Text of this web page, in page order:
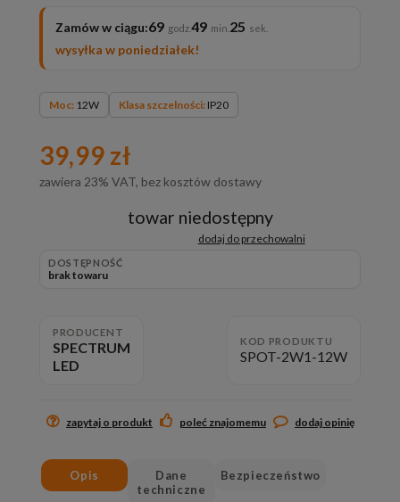
Zamów w ciągu:69 49 23
wysyłka w poniedziałek!
Moc: 12W Klasa szczelności: IP20
39,99 zł
zawiera 23% VAT, bez kosztów dostawy
towar niedostępny
dodaj do przechowalni
DOSTĘPNOŚĆ
brak towaru
PRODUCENT
SPECTRUM
LED
KOD PRODUKTU
SPOT-2W1-12W
zapytaj o produkt poleć znajomemu dodaj opinię
Opis
Dane
techniczne
Bezpieczeństwo